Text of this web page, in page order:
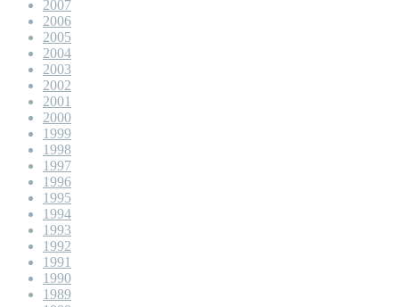
2007
2006
2005
2004
2003
2002
2001
2000
1999
1998
1997
1996
1995
1994
1993
1992
1991
1990
1989